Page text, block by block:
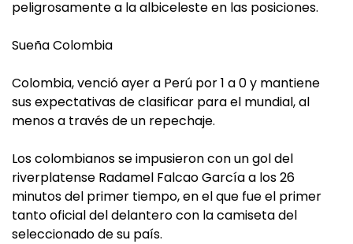
peligrosamente a la albiceleste en las posiciones.
Sueña Colombia
Colombia, venció ayer a Perú por 1 a 0 y mantiene
sus expectativas de clasificar para el mundial, al
menos a través de un repechaje.
Los colombianos se impusieron con un gol del
riverplatense Radamel Falcao García a los 26
minutos del primer tiempo, en el que fue el primer
tanto oficial del delantero con la camiseta del
seleccionado de su país.